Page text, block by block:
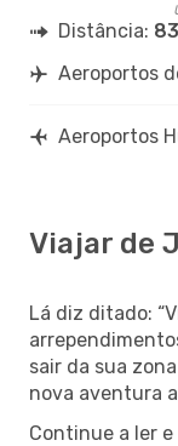
Distância:
Aeroportos
Aeroportos
Viajar de
Lá diz ditado:
sair da sua
nova aventura
Continue a ler